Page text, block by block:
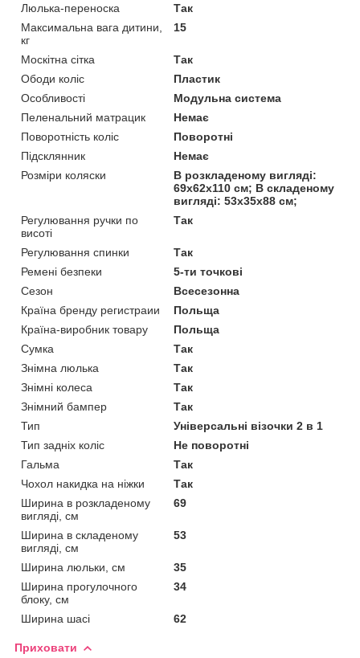
Люлька-переноска
Так
Максимальна вага дитини,
кг
15
Москітна сітка
Так
Ободи коліс
Пластик
Особливості
Модульна система
Пеленальний матрацик
Немає
Поворотність коліс
Поворотні
Підсклянник
Немає
Розміри коляски
В розкладеному вигляді:
69х62х110 см; В складеному
вигляді: 53х35х88 см;
Регулювання ручки по
висоті
Так
Регулювання спинки
Так
Ремені безпеки
5-ти точкові
Сезон
Всесезонна
Країна бренду регистраии
Польща
Країна-виробник товару
Польща
Сумка
Так
Знімна люлька
Так
Знімні колеса
Так
Знімний бампер
Так
Тип
Універсальні візочки 2 в 1
Тип задніх коліс
Не поворотні
Гальма
Так
Чохол накидка на ніжки
Так
Ширина в розкладеному
вигляді, см
69
Ширина в складеному
вигляді, см
53
Ширина люльки, см
35
Ширина прогулочного
блоку, см
34
Ширина шасі 62
Приховати